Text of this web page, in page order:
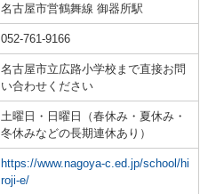
名古屋市営鶴舞線 御器所駅
052-761-9166
名古屋市立広路小学校まで直接お問
い合わせください
土曜日・日曜日（春休み・夏休み・
冬休みなどの長期連休あり）
https://www.nagoya-c.ed.jp/school/hi
roji-e/